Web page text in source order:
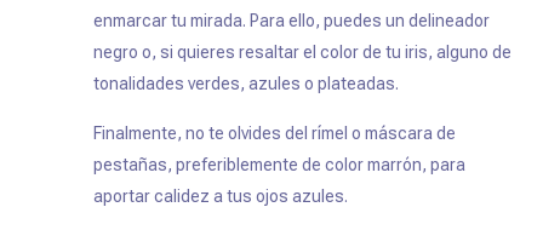
enmarcar tu mirada. Para ello, puedes un delineador
negro o, si quieres resaltar el color de tu iris, alguno de
tonalidades verdes, azules o plateadas.
Finalmente, no te olvides del rímel o máscara de
pestañas, preferiblemente de color marrón, para
aportar calidez a tus ojos azules.